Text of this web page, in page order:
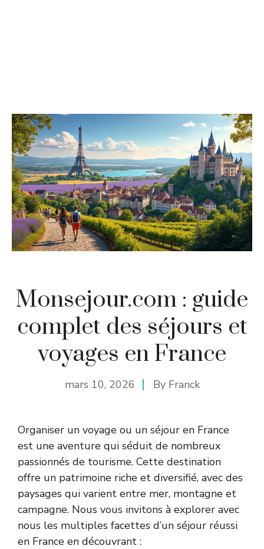
Monsejour.com : guide
complet des séjours et
voyages en France
mars 10, 2026 By Franck
Organiser un voyage ou un séjour en France
est une aventure qui séduit de nombreux
passionnés de tourisme. Cette destination
offre un patrimoine riche et diversifié, avec des
paysages qui varient entre mer, montagne et
campagne. Nous vous invitons à explorer avec
nous les multiples facettes d’un séjour réussi
en France en découvrant :